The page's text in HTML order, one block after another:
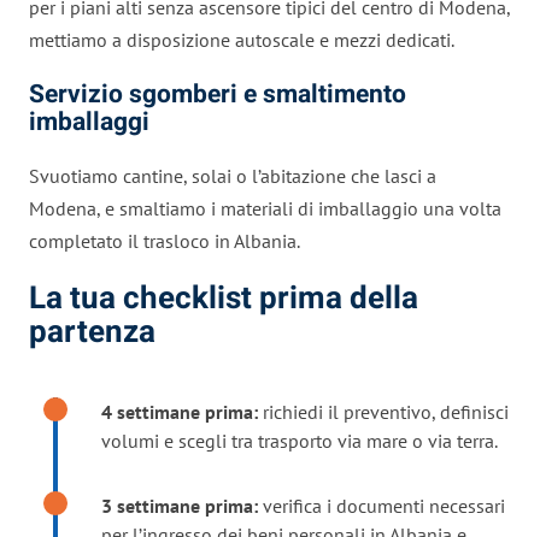
per i piani alti senza ascensore tipici del centro di Modena,
mettiamo a disposizione autoscale e mezzi dedicati.
Servizio sgomberi e smaltimento
imballaggi
Svuotiamo cantine, solai o l’abitazione che lasci a
Modena, e smaltiamo i materiali di imballaggio una volta
completato il trasloco in Albania.
La tua checklist prima della
partenza
4 settimane prima: richiedi il preventivo, definisci
volumi e scegli tra trasporto via mare o via terra.
3 settimane prima: verifica i documenti necessari